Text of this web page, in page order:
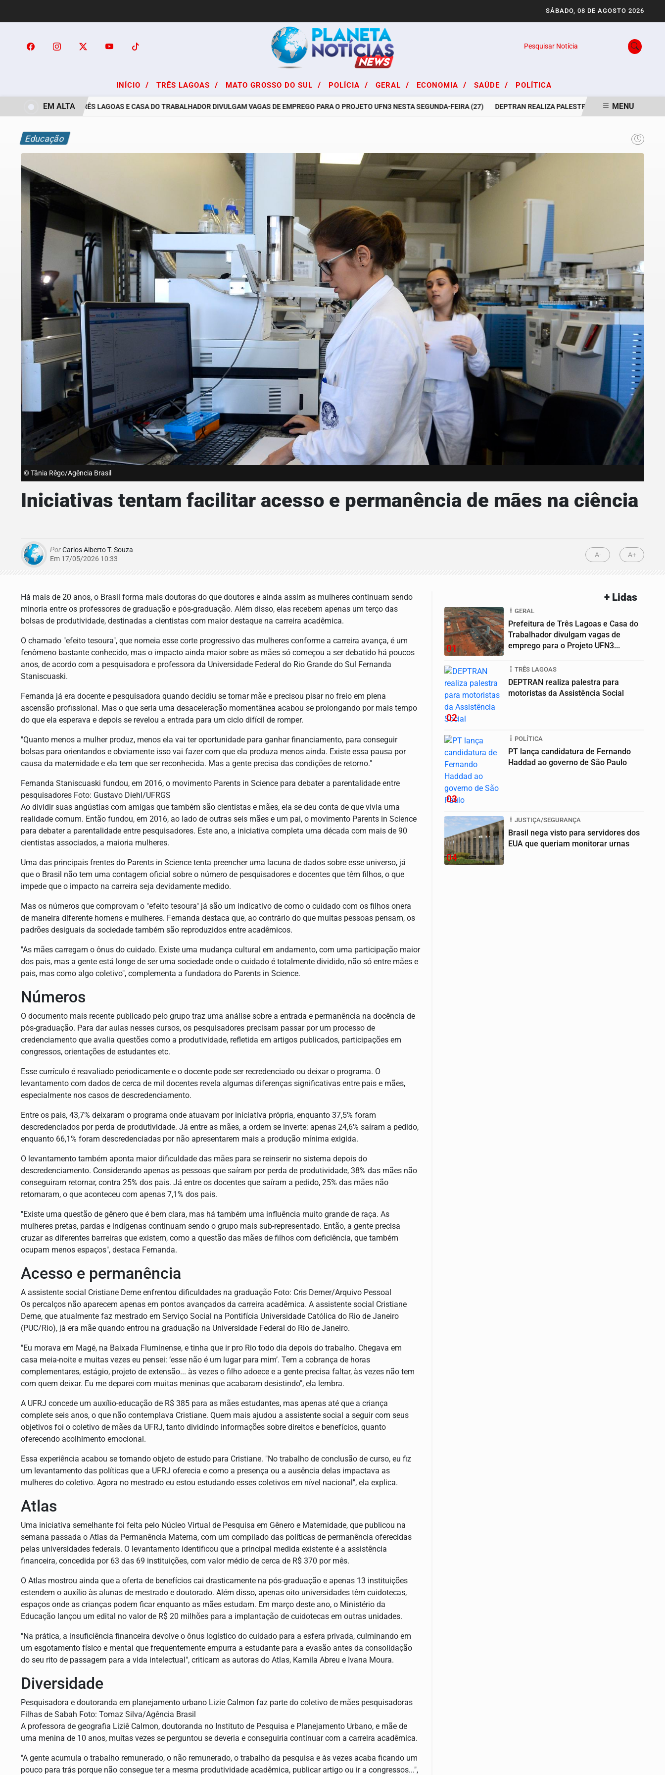
SÁBADO, 08 DE AGOSTO 2026
Pesquisar Notícia
INÍCIO / TRÊS LAGOAS / MATO GROSSO DO SUL / POLÍCIA / GERAL / ECONOMIA / SAÚDE / POLÍTICA
PREFEITURA DE TRÊS LAGOAS E CASA DO TRABALHADOR DIVULGAM VAGAS DE EMPREGO PARA O PROJETO UFN3 NESTA SEGUNDA-FEIRA (27) DEPTRAN REALIZA PALESTRA PARA MOTORISTAS DA
EM ALTA MENU
Educação
© Tânia Rêgo/Agência Brasil
Iniciativas tentam facilitar acesso e permanência de mães na ciência
PorCarlos Alberto T. Souza
Em 17/05/2026 10:33
A- A+
Há mais de 20 anos, o Brasil forma mais doutoras do que doutores e ainda assim as mulheres continuam sendo
minoria entre os professores de graduação e pós-graduação. Além disso, elas recebem apenas um terço das
bolsas de produtividade, destinadas a cientistas com maior destaque na carreira acadêmica.
O chamado "efeito tesoura", que nomeia esse corte progressivo das mulheres conforme a carreira avança, é um
fenômeno bastante conhecido, mas o impacto ainda maior sobre as mães só começou a ser debatido há poucos
anos, de acordo com a pesquisadora e professora da Universidade Federal do Rio Grande do Sul Fernanda
Staniscuaski.
Fernanda já era docente e pesquisadora quando decidiu se tornar mãe e precisou pisar no freio em plena
ascensão profissional. Mas o que seria uma desaceleração momentânea acabou se prolongando por mais tempo
do que ela esperava e depois se revelou a entrada para um ciclo difícil de romper.
"Quanto menos a mulher produz, menos ela vai ter oportunidade para ganhar financiamento, para conseguir
bolsas para orientandos e obviamente isso vai fazer com que ela produza menos ainda. Existe essa pausa por
causa da maternidade e ela tem que ser reconhecida. Mas a gente precisa das condições de retorno."
Fernanda Staniscuaski fundou, em 2016, o movimento Parents in Science para debater a parentalidade entre
pesquisadores Foto: Gustavo Diehl/UFRGS
Ao dividir suas angústias com amigas que também são cientistas e mães, ela se deu conta de que vivia uma
realidade comum. Então fundou, em 2016, ao lado de outras seis mães e um pai, o movimento Parents in Science
para debater a parentalidade entre pesquisadores. Este ano, a iniciativa completa uma década com mais de 90
cientistas associados, a maioria mulheres.
Uma das principais frentes do Parents in Science tenta preencher uma lacuna de dados sobre esse universo, já
que o Brasil não tem uma contagem oficial sobre o número de pesquisadores e docentes que têm filhos, o que
impede que o impacto na carreira seja devidamente medido.
Mas os números que comprovam o "efeito tesoura" já são um indicativo de como o cuidado com os filhos onera
de maneira diferente homens e mulheres. Fernanda destaca que, ao contrário do que muitas pessoas pensam, os
padrões desiguais da sociedade também são reproduzidos entre acadêmicos.
"As mães carregam o ônus do cuidado. Existe uma mudança cultural em andamento, com uma participação maior
dos pais, mas a gente está longe de ser uma sociedade onde o cuidado é totalmente dividido, não só entre mães e
pais, mas como algo coletivo", complementa a fundadora do Parents in Science.
Números
O documento mais recente publicado pelo grupo traz uma análise sobre a entrada e permanência na docência de
pós-graduação. Para dar aulas nesses cursos, os pesquisadores precisam passar por um processo de
credenciamento que avalia questões como a produtividade, refletida em artigos publicados, participações em
congressos, orientações de estudantes etc.
Esse currículo é reavaliado periodicamente e o docente pode ser recredenciado ou deixar o programa. O
levantamento com dados de cerca de mil docentes revela algumas diferenças significativas entre pais e mães,
especialmente nos casos de descredenciamento.
Entre os pais, 43,7% deixaram o programa onde atuavam por iniciativa própria, enquanto 37,5% foram
descredenciados por perda de produtividade. Já entre as mães, a ordem se inverte: apenas 24,6% saíram a pedido,
enquanto 66,1% foram descredenciadas por não apresentarem mais a produção mínima exigida.
O levantamento também aponta maior dificuldade das mães para se reinserir no sistema depois do
descredenciamento. Considerando apenas as pessoas que saíram por perda de produtividade, 38% das mães não
conseguiram retornar, contra 25% dos pais. Já entre os docentes que saíram a pedido, 25% das mães não
retornaram, o que aconteceu com apenas 7,1% dos pais.
"Existe uma questão de gênero que é bem clara, mas há também uma influência muito grande de raça. As
mulheres pretas, pardas e indígenas continuam sendo o grupo mais sub-representado. Então, a gente precisa
cruzar as diferentes barreiras que existem, como a questão das mães de filhos com deficiência, que também
ocupam menos espaços", destaca Fernanda.
Acesso e permanência
A assistente social Cristiane Derne enfrentou dificuldades na graduação Foto: Cris Derner/Arquivo Pessoal
Os percalços não aparecem apenas em pontos avançados da carreira acadêmica. A assistente social Cristiane
Derne, que atualmente faz mestrado em Serviço Social na Pontifícia Universidade Católica do Rio de Janeiro
(PUC/Rio), já era mãe quando entrou na graduação na Universidade Federal do Rio de Janeiro.
"Eu morava em Magé, na Baixada Fluminense, e tinha que ir pro Rio todo dia depois do trabalho. Chegava em
casa meia-noite e muitas vezes eu pensei: ‘esse não é um lugar para mim’. Tem a cobrança de horas
complementares, estágio, projeto de extensão... às vezes o filho adoece e a gente precisa faltar, às vezes não tem
com quem deixar. Eu me deparei com muitas meninas que acabaram desistindo", ela lembra.
A UFRJ concede um auxílio-educação de R$ 385 para as mães estudantes, mas apenas até que a criança
complete seis anos, o que não contemplava Cristiane. Quem mais ajudou a assistente social a seguir com seus
objetivos foi o coletivo de mães da UFRJ, tanto dividindo informações sobre direitos e benefícios, quanto
oferecendo acolhimento emocional.
Essa experiência acabou se tornando objeto de estudo para Cristiane. "No trabalho de conclusão de curso, eu fiz
um levantamento das políticas que a UFRJ oferecia e como a presença ou a ausência delas impactava as
mulheres do coletivo. Agora no mestrado eu estou estudando esses coletivos em nível nacional", ela explica.
Atlas
Uma iniciativa semelhante foi feita pelo Núcleo Virtual de Pesquisa em Gênero e Maternidade, que publicou na
semana passada o Atlas da Permanência Materna, com um compilado das políticas de permanência oferecidas
pelas universidades federais. O levantamento identificou que a principal medida existente é a assistência
financeira, concedida por 63 das 69 instituições, com valor médio de cerca de R$ 370 por mês.
O Atlas mostrou ainda que a oferta de benefícios cai drasticamente na pós-graduação e apenas 13 instituições
estendem o auxílio às alunas de mestrado e doutorado. Além disso, apenas oito universidades têm cuidotecas,
espaços onde as crianças podem ficar enquanto as mães estudam. Em março deste ano, o Ministério da
Educação lançou um edital no valor de R$ 20 milhões para a implantação de cuidotecas em outras unidades.
"Na prática, a insuficiência financeira devolve o ônus logístico do cuidado para a esfera privada, culminando em
um esgotamento físico e mental que frequentemente empurra a estudante para a evasão antes da consolidação
do seu rito de passagem para a vida intelectual", criticam as autoras do Atlas, Kamila Abreu e Ivana Moura.
Diversidade
Pesquisadora e doutoranda em planejamento urbano Lizie Calmon faz parte do coletivo de mães pesquisadoras
Filhas de Sabah Foto: Tomaz Silva/Agência Brasil
A professora de geografia Liziê Calmon, doutoranda no Instituto de Pesquisa e Planejamento Urbano, e mãe de
uma menina de 10 anos, muitas vezes se perguntou se deveria e conseguiria continuar com a carreira acadêmica.
"A gente acumula o trabalho remunerado, o não remunerado, o trabalho da pesquisa e às vezes acaba ficando um
pouco para trás porque não consegue ter a mesma produtividade acadêmica, publicar artigo ou ir a congressos...",
+ Lidas
01
GERAL
Prefeitura de Três Lagoas e Casa do
Trabalhador divulgam vagas de
emprego para o Projeto UFN3...
02
TRÊS LAGOAS
DEPTRAN realiza palestra para
motoristas da Assistência Social
03
POLÍTICA
PT lança candidatura de Fernando
Haddad ao governo de São Paulo
04
JUSTIÇA/SEGURANÇA
Brasil nega visto para servidores dos
EUA que queriam monitorar urnas